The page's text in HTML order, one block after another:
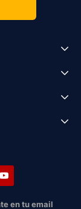
en tu email